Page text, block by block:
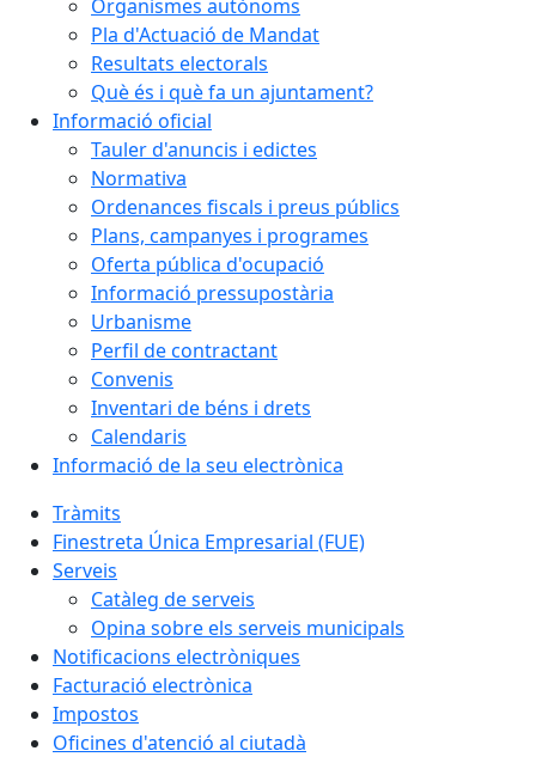
Organismes autònoms
Pla d'Actuació de Mandat
Resultats electorals
Què és i què fa un ajuntament?
Informació oficial
Tauler d'anuncis i edictes
Normativa
Ordenances fiscals i preus públics
Plans, campanyes i programes
Oferta pública d'ocupació
Informació pressupostària
Urbanisme
Perfil de contractant
Convenis
Inventari de béns i drets
Calendaris
Informació de la seu electrònica
Tràmits
Finestreta Única Empresarial (FUE)
Serveis
Catàleg de serveis
Opina sobre els serveis municipals
Notificacions electròniques
Facturació electrònica
Impostos
Oficines d'atenció al ciutadà